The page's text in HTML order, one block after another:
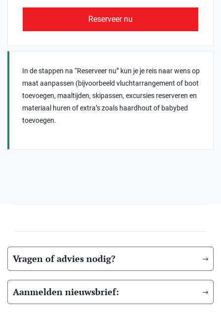
Reserveer nu
In de stappen na “Reserveer nu” kun je je reis naar wens op
maat aanpassen (bijvoorbeeld vluchtarrangement of boot
toevoegen, maaltijden, skipassen, excursies reserveren en
materiaal huren of extra’s zoals haardhout of babybed
toevoegen.
Vragen of advies nodig?
Aanmelden nieuwsbrief: